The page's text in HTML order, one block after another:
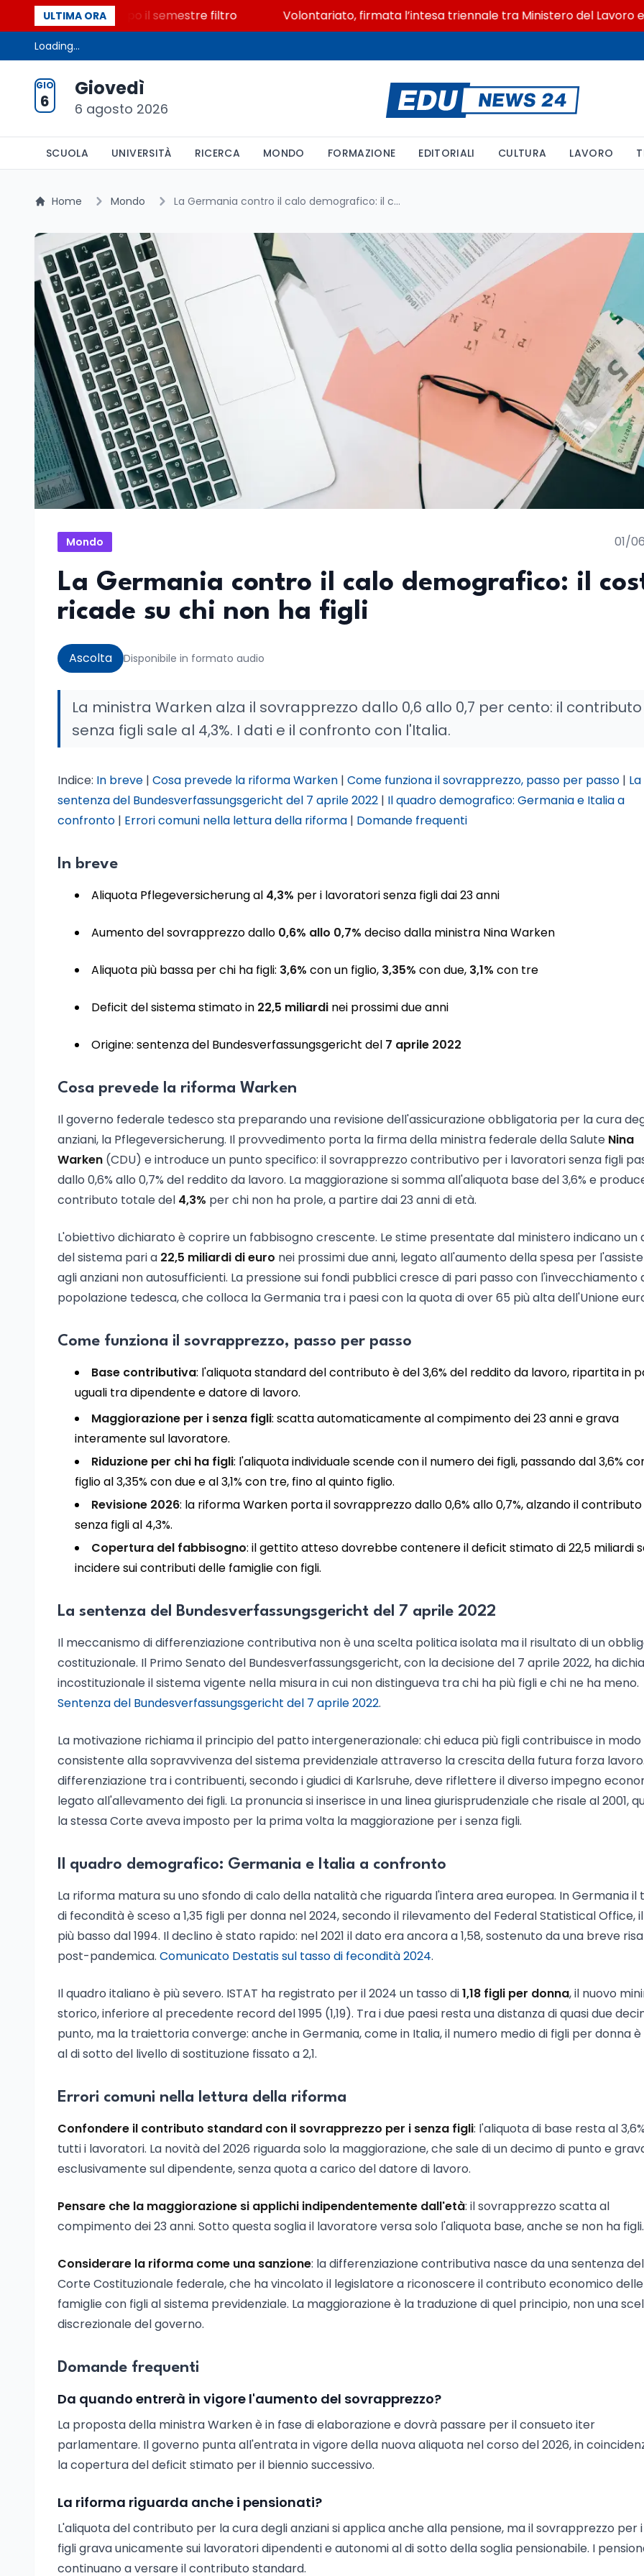
ULTIMA ORA
vacanti dopo il semestre filtro Volontariato, firmata l’intesa triennale tra Ministero del Lavoro e
Loading...
GIO
6
Giovedì
6 agosto 2026
SCUOLA UNIVERSITÀ RICERCA MONDO FORMAZIONE EDITORIALI CULTURA LAVORO
Home Mondo La Germania contro il calo demografico: il costo ricade su chi non ha figli
Mondo 01/
La Germania contro il calo demografico: il
ricade su chi non ha figli
Ascolta Disponibile in formato audio
La ministra Warken alza il sovrapprezzo dallo 0,6 allo 0,7 per cento: il
senza figli sale al 4,3%. I dati e il confronto con l'Italia.
Indice: In breve | Cosa prevede la riforma Warken | Come funziona il sovrapprezzo, passo per passo | La
sentenza del Bundesverfassungsgericht del 7 aprile 2022 | Il quadro demografico: Germania e Italia a
confronto | Errori comuni nella lettura della riforma | Domande frequenti
In breve
Aliquota Pflegeversicherung al 4,3% per i lavoratori senza figli dai 23 anni
Aumento del sovrapprezzo dallo 0,6% allo 0,7% deciso dalla ministra Nina Warken
Aliquota più bassa per chi ha figli: 3,6% con un figlio, 3,35% con due, 3,1% con tre
Deficit del sistema stimato in 22,5 miliardi nei prossimi due anni
Origine: sentenza del Bundesverfassungsgericht del 7 aprile 2022
Cosa prevede la riforma Warken
Il governo federale tedesco sta preparando una revisione dell'assicurazione obbligatoria per la cura
anziani, la Pflegeversicherung. Il provvedimento porta la firma della ministra federale della Salute Nina
Warken (CDU) e introduce un punto specifico: il sovrapprezzo contributivo per i lavoratori senza figli
dallo 0,6% allo 0,7% del reddito da lavoro. La maggiorazione si somma all'aliquota base del 3,6% e
contributo totale del 4,3% per chi non ha prole, a partire dai 23 anni di età.
L'obiettivo dichiarato è coprire un fabbisogno crescente. Le stime presentate dal ministero indicano un
del sistema pari a 22,5 miliardi di euro nei prossimi due anni, legato all'aumento della spesa per
agli anziani non autosufficienti. La pressione sui fondi pubblici cresce di pari passo con l'invecchiamento
popolazione tedesca, che colloca la Germania tra i paesi con la quota di over 65 più alta dell'Unione
Come funziona il sovrapprezzo, passo per passo
Base contributiva: l'aliquota standard del contributo è del 3,6% del reddito da lavoro, ripartita in
uguali tra dipendente e datore di lavoro.
Maggiorazione per i senza figli: scatta automaticamente al compimento dei 23 anni e grava
interamente sul lavoratore.
Riduzione per chi ha figli: l'aliquota individuale scende con il numero dei figli, passando dal 3,6%
figlio al 3,35% con due e al 3,1% con tre, fino al quinto figlio.
Revisione 2026: la riforma Warken porta il sovrapprezzo dallo 0,6% allo 0,7%, alzando il
senza figli al 4,3%.
Copertura del fabbisogno: il gettito atteso dovrebbe contenere il deficit stimato di 22,5 miliardi
incidere sui contributi delle famiglie con figli.
La sentenza del Bundesverfassungsgericht del 7 aprile 2022
Il meccanismo di differenziazione contributiva non è una scelta politica isolata ma il risultato di un
costituzionale. Il Primo Senato del Bundesverfassungsgericht, con la decisione del 7 aprile 2022, ha
incostituzionale il sistema vigente nella misura in cui non distingueva tra chi ha più figli e chi ne ha meno.
Sentenza del Bundesverfassungsgericht del 7 aprile 2022.
La motivazione richiama il principio del patto intergenerazionale: chi educa più figli contribuisce in modo
consistente alla sopravvivenza del sistema previdenziale attraverso la crescita della futura forza
differenziazione tra i contribuenti, secondo i giudici di Karlsruhe, deve riflettere il diverso impegno
legato all'allevamento dei figli. La pronuncia si inserisce in una linea giurisprudenziale che risale al 2001,
la stessa Corte aveva imposto per la prima volta la maggiorazione per i senza figli.
Il quadro demografico: Germania e Italia a confronto
La riforma matura su uno sfondo di calo della natalità che riguarda l'intera area europea. In Germania il
di fecondità è sceso a 1,35 figli per donna nel 2024, secondo il rilevamento del Federal Statistical Office,
più basso dal 1994. Il declino è stato rapido: nel 2021 il dato era ancora a 1,58, sostenuto da una breve
post-pandemica. Comunicato Destatis sul tasso di fecondità 2024.
Il quadro italiano è più severo. ISTAT ha registrato per il 2024 un tasso di1,18 figli per donna, il nuovo
storico, inferiore al precedente record del 1995 (1,19). Tra i due paesi resta una distanza di quasi due
punto, ma la traiettoria converge: anche in Germania, come in Italia, il numero medio di figli per donna
al di sotto del livello di sostituzione fissato a 2,1.
Errori comuni nella lettura della riforma
Confondere il contributo standard con il sovrapprezzo per i senza figli: l'aliquota di base resta al
tutti i lavoratori. La novità del 2026 riguarda solo la maggiorazione, che sale di un decimo di punto e
esclusivamente sul dipendente, senza quota a carico del datore di lavoro.
Pensare che la maggiorazione si applichi indipendentemente dall'età: il sovrapprezzo scatta al
compimento dei 23 anni. Sotto questa soglia il lavoratore versa solo l'aliquota base, anche se non ha figli.
Considerare la riforma come una sanzione: la differenziazione contributiva nasce da una sentenza
Corte Costituzionale federale, che ha vincolato il legislatore a riconoscere il contributo economico delle
famiglie con figli al sistema previdenziale. La maggiorazione è la traduzione di quel principio, non una
discrezionale del governo.
Domande frequenti
Da quando entrerà in vigore l'aumento del sovrapprezzo?
La proposta della ministra Warken è in fase di elaborazione e dovrà passare per il consueto iter
parlamentare. Il governo punta all'entrata in vigore della nuova aliquota nel corso del 2026, in
la copertura del deficit stimato per il biennio successivo.
La riforma riguarda anche i pensionati?
L'aliquota del contributo per la cura degli anziani si applica anche alla pensione, ma il sovrapprezzo per
figli grava unicamente sui lavoratori dipendenti e autonomi al di sotto della soglia pensionabile. I
continuano a versare il contributo standard.